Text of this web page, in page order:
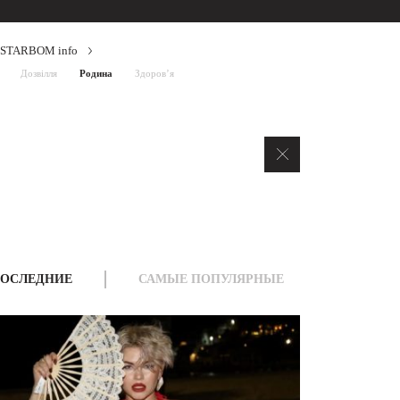
Дозвілля Родина Здоров’я
STARBOM info
САМЫЕ ПОПУЛЯРНЫЕ